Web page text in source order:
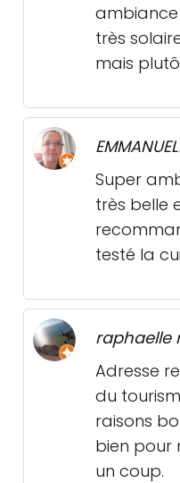
très
mais
Super
très belle
testé la
raphaelle
Adresse
du
raisons
bien pour
un coup.